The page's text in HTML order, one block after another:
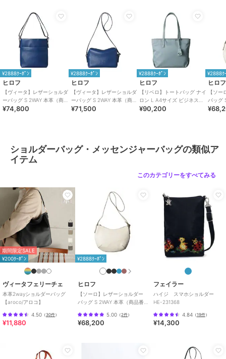
ブランド ヒロフ
ショップ ヒロフ
商品カテゴリ バッグ ／
ショルダーバッグ・メ
ッセンジャーバッグ
性別タイプ
レディース
バッグ
ショルダーバッグ・メ
１０）、シルク（２０４）、シェ
素材
外側：牛革（クロモH） 内側：ピ
ッグスエード
商品のお取り扱い方法
特徴
無地 ロゴ
/
カジュアル
式・卒業式/2WAY以上
ショルダーバッグ・メッセンジャ
ーバッグ
本革/無地/ロゴ ビジネス/
カジュアル
¥2888ｸｰﾎﾟﾝ
ヒロフ
【ヴィータ】レザーショルダ
ーバッグ S 2WAY 本革（商品
番号：P25-20100）
¥74,800
¥2888ｸｰﾎﾟﾝ
ヒロフ
【ヴィータ】レザーショルダ
ーバッグ S 2WAY 本革（商品
番号：P25-20020）
¥71,500
¥2888ｸｰﾎﾟﾝ
ヒロフ
【リベロ】トートバッグ ナイ
ロン L A4サイズ ビジネスバ
ッグ（商品番号：P25-
¥90,200
¥2888ｸ
ヒロフ
【ソ
バッグ
号：
ショルダーバッグ・メッセンジャーバッグの類似ア
イテム
このカテゴリーをすべてみる
期間限定SALE
¥200ｸｰﾎﾟﾝ
ヴィータフェリーチェ
本革2wayショルダーバッグ
【aroco/アロコ】
4.50 （30件）
¥11,880
¥2888ｸｰﾎﾟﾝ
ヒロフ
【ソーロ】レザーショルダー
バッグ S 2WAY 本革（商品番
5.00 （2件）
¥68,200
フェイラー
ハイジ スマホショルダー
HE-231368
4.84 （19件）
¥14,300